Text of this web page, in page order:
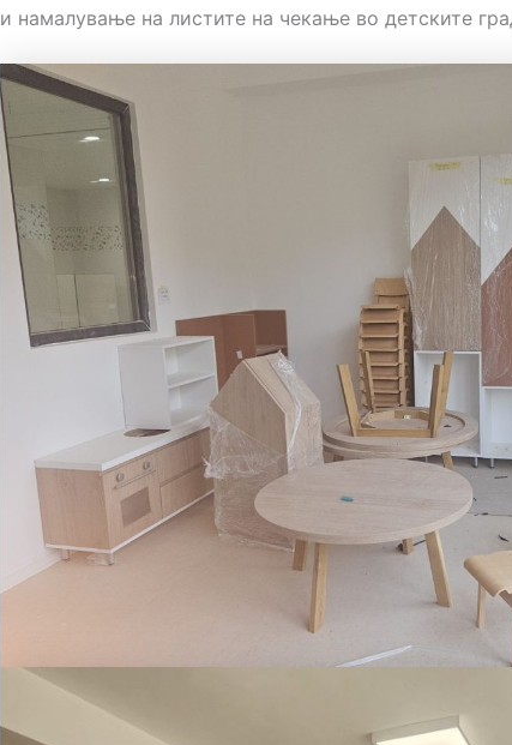
и намалување на листите на чекање во детските